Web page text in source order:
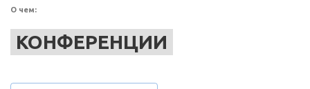
О чем:
КОНФЕРЕНЦИИ